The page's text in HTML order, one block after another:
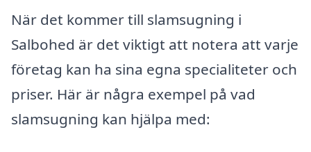
När det kommer till slamsugning i
Salbohed är det viktigt att notera att varje
företag kan ha sina egna specialiteter och
priser. Här är några exempel på vad
slamsugning kan hjälpa med: